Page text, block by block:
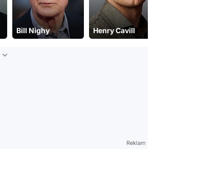
Bill Nighy Henry Cavill
Reklam